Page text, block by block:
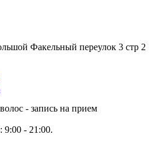
Факельный переулок 3 стр 2
- 21:00.